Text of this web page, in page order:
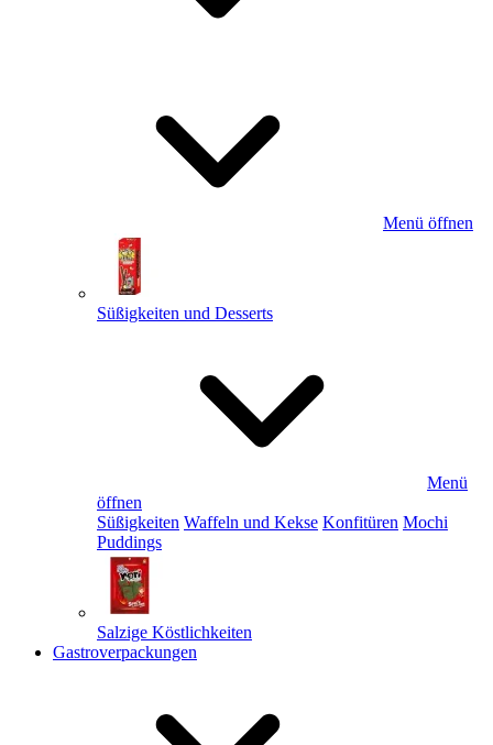
Menü öffnen
Süßigkeiten und Desserts
Menü
öffnen
Süßigkeiten Waffeln und Kekse Konfitüren Mochi
Puddings
Salzige Köstlichkeiten
Gastroverpackungen